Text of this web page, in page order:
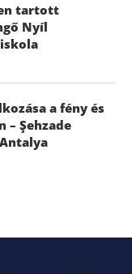
tartott
Nyíl
a fény és
– Şehzade